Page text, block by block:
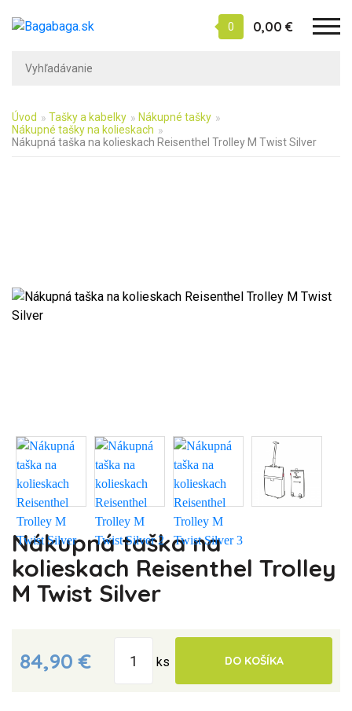
0 0,00 €
Úvod Tašky a kabelky
Nákupné tašky
Nákupné tašky na kolieskach
Nákupná taška na kolieskach Reisenthel Trolley M Twist Silver
Nákupná taška na
kolieskach Reisenthel Trolley
M Twist Silver
84,90 € ks DO KOŠÍKA